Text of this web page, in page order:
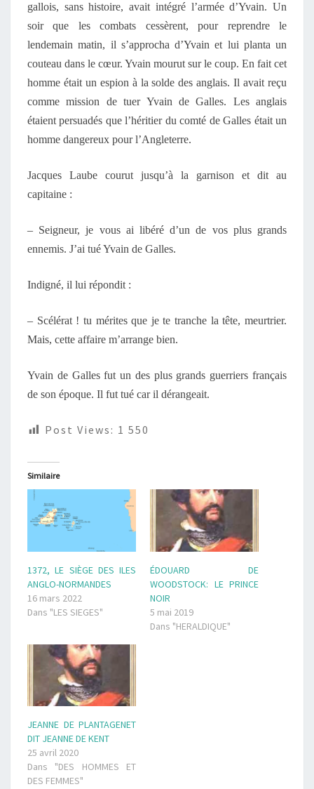
gallois, sans histoire, avait intégré l’armée d’Yvain. Un
soir que les combats cessèrent, pour reprendre le
lendemain matin, il s’approcha d’Yvain et lui planta un
couteau dans le cœur. Yvain mourut sur le coup. En fait cet
homme était un espion à la solde des anglais. Il avait reçu
comme mission de tuer Yvain de Galles. Les anglais
étaient persuadés que l’héritier du comté de Galles était un
homme dangereux pour l’Angleterre.
Jacques Laube courut jusqu’à la garnison et dit au
capitaine :
– Seigneur, je vous ai libéré d’un de vos plus grands
ennemis. J’ai tué Yvain de Galles.
Indigné, il lui répondit :
– Scélérat ! tu mérites que je te tranche la tête, meurtrier.
Mais, cette affaire m’arrange bien.
Yvain de Galles fut un des plus grands guerriers français
de son époque. Il fut tué car il dérangeait.
Post Views: 1 550
Similaire
1372, LE SIÈGE DES ILES
ANGLO-NORMANDES
16 mars 2022
Dans "LES SIEGES"
ÉDOUARD DE
WOODSTOCK: LE PRINCE
NOIR
5 mai 2019
Dans "HERALDIQUE"
JEANNE DE PLANTAGENET
DIT JEANNE DE KENT
25 avril 2020
Dans "DES HOMMES ET
DES FEMMES"